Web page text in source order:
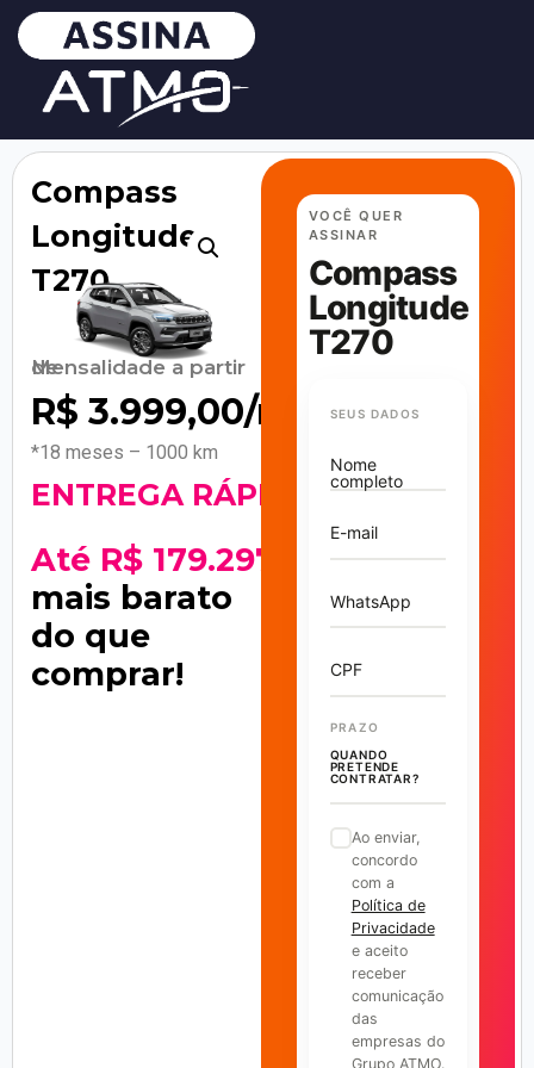
Compass
Longitude
T270
Mensalidade a partir de
R$ 3.999,00/mês
*18 meses – 1000 km
ENTREGA RÁPIDA
Até R$ 179.297
mais barato
do que
comprar!
VOCÊ QUER
ASSINAR
Compass
Longitude
T270
SEUS DADOS
Nome
completo
E-mail
WhatsApp
CPF
PRAZO
QUANDO
PRETENDE
CONTRATAR?
Ao enviar,
concordo
com a
Política de
Privacidade
e aceito
receber
comunicação
das
empresas do
Grupo ATMO.